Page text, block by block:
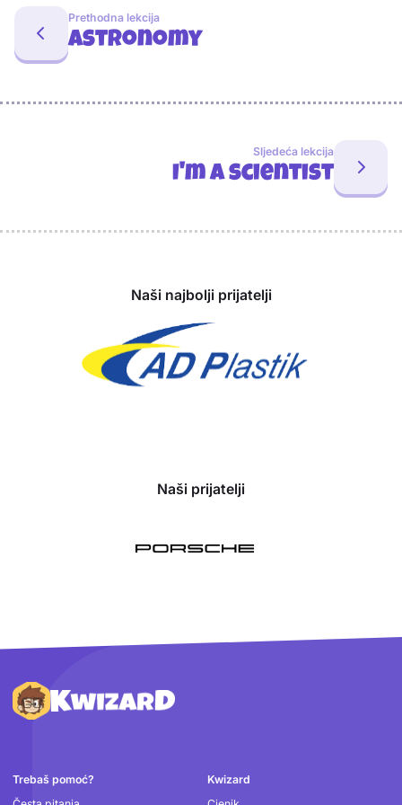
Prethodna lekcija
Astronomy
Sljedeća lekcija
I'm a scientist
Naši najbolji prijatelji
Naši prijatelji
Podnožje
Trebaš pomoć?
Kwizard